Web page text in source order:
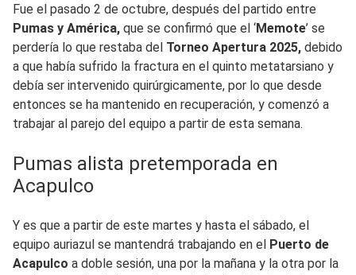
Fue el pasado 2 de octubre, después del partido entre
Pumas y América, que se confirmó que el ‘Memote’ se
perdería lo que restaba del Torneo Apertura 2025, debido
a que había sufrido la fractura en el quinto metatarsiano y
debía ser intervenido quirúrgicamente, por lo que desde
entonces se ha mantenido en recuperación, y comenzó a
trabajar al parejo del equipo a partir de esta semana.
Pumas alista pretemporada en
Acapulco
Y es que a partir de este martes y hasta el sábado, el
equipo auriazul se mantendrá trabajando en el Puerto de
Acapulco a doble sesión, una por la mañana y la otra por la